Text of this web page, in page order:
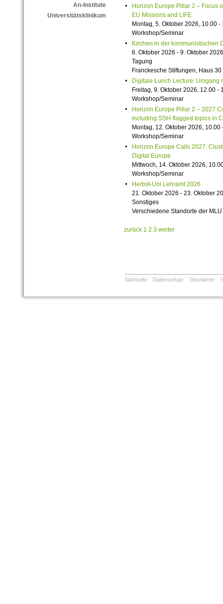
An-Institute
Universitätsklinikum
Horizon Europe Pillar 2 – Focus
EU Missions and LIFE
Montag, 5. Oktober 2026, 10.00 -
Workshop/Seminar
Kirchen in der kommunistischen
6. Oktober 2026 - 9. Oktober 2026
Tagung
Franckesche Stiftungen, Haus 30
Digitale Lunch Lecture: Umgang
Freitag, 9. Oktober 2026, 12.00 -
Workshop/Seminar
Horizon Europe Pillar 2 – 2027
including SSH-flagged topics in
Montag, 12. Oktober 2026, 10.00
Workshop/Seminar
Horizon Europe Calls 2027:
Digital Europe
Mittwoch, 14. Oktober 2026,
Workshop/Seminar
Herbst-Uni Lehramt 2026
21. Oktober 2026 - 23. Oktober
Sonstiges
Verschiedene Standorte der MLU
zurück 1 2 3 weiter
Startseite Datenschutz Disclaimer